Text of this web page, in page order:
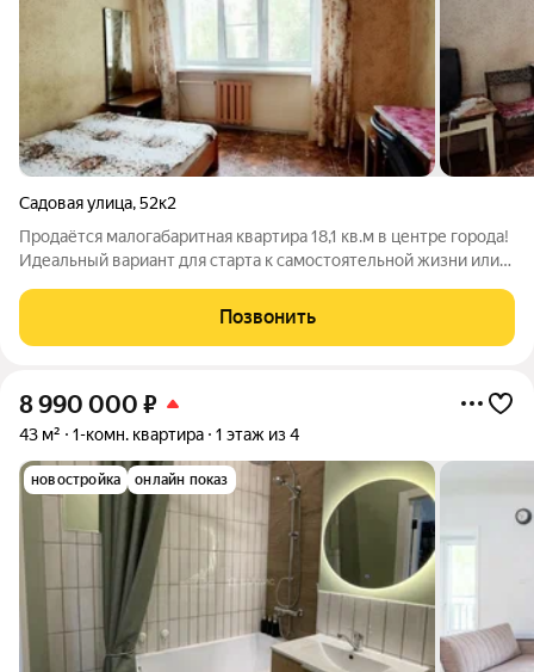
Садовая улица,52к2
Продаётся малогабаритная квартира 18,1 кв.м в центре города!
Идеальный вариант для старта к самостоятельной жизни или
Квартира в обычном состоянии, тёплая, светлая. расположена
в середине
Позвонить
8 990 000 ₽
43 м² 1-комн. квартира 1 этаж из 4
новостройка онлайн показ